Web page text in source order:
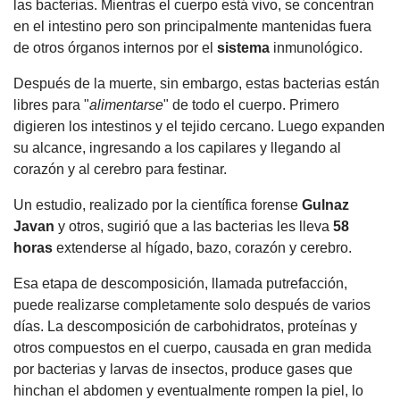
las bacterias. Mientras el cuerpo está vivo, se concentran
en el intestino pero son principalmente mantenidas fuera
de otros órganos internos por el sistema inmunológico.
Después de la muerte, sin embargo, estas bacterias están
libres para "alimentarse" de todo el cuerpo. Primero
digieren los intestinos y el tejido cercano. Luego expanden
su alcance, ingresando a los capilares y llegando al
corazón y al cerebro para festinar.
Un estudio, realizado por la científica forense Gulnaz
Javan y otros, sugirió que a las bacterias les lleva 58
horas extenderse al hígado, bazo, corazón y cerebro.
Esa etapa de descomposición, llamada putrefacción,
puede realizarse completamente solo después de varios
días. La descomposición de carbohidratos, proteínas y
otros compuestos en el cuerpo, causada en gran medida
por bacterias y larvas de insectos, produce gases que
hinchan el abdomen y eventualmente rompen la piel, lo